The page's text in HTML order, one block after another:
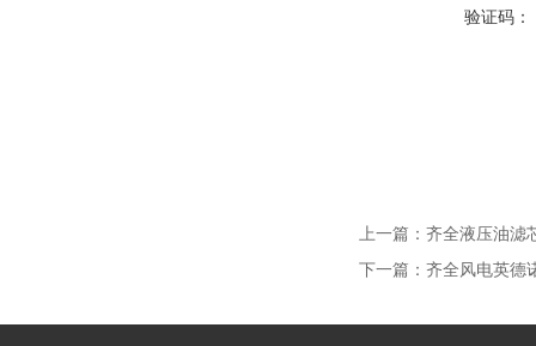
验证码：
上一篇： 齐全液压油滤
下一篇： 齐全风电英德